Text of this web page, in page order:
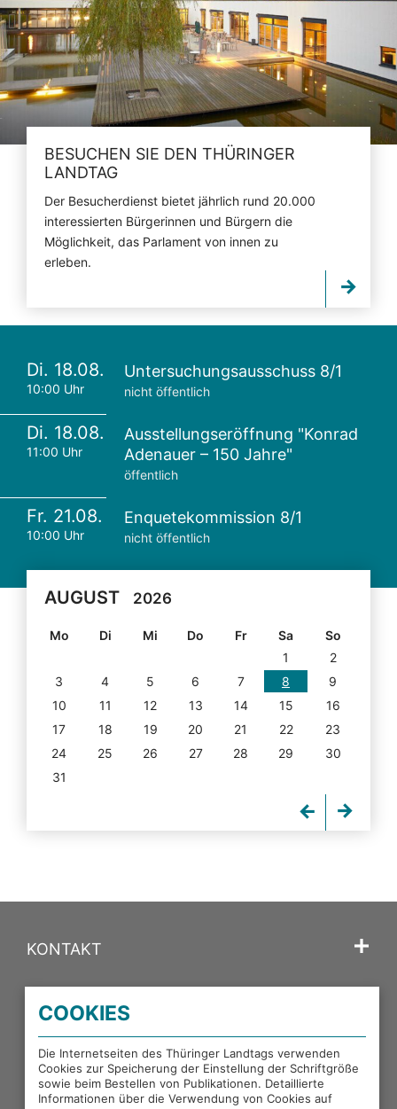
BESUCHEN SIE DEN THÜRINGER
LANDTAG
Der Besucherdienst bietet jährlich rund 20.000
interessierten Bürgerinnen und Bürgern die
Möglichkeit, das Parlament von innen zu
erleben.
Di. 18.08.
10:00 Uhr
Untersuchungsausschuss 8/1
nicht öffentlich
Di. 18.08.
11:00 Uhr
Ausstellungseröffnung "Konrad
Adenauer – 150 Jahre"
öffentlich
Fr. 21.08.
10:00 Uhr
Enquetekommission 8/1
nicht öffentlich
AUGUST 2026
Mo Di Mi Do Fr Sa
So
1
2
3
4 5 6 7 8
9
10
11 12 13 14 15
16
17
18 19 20 21 22
23
24
25 26 27 28 29
30
31
KONTAKT
PORTALE DES THÜRINGER LANDTAGS
EXTERNE LINKS
COOKIES
Die Internetseiten des Thüringer Landtags verwenden
Cookies zur Speicherung der Einstellung der Schriftgröße
sowie beim Bestellen von Publikationen. Detaillierte
Informationen über die Verwendung von Cookies auf